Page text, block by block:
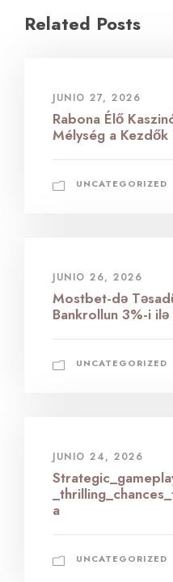
Related Posts
JUNIO 27, 2026
Rabona Élő
Mélység a
UNCATEGORIZED
JUNIO 26, 2026
Mostbet-də
Bankrollun 3%-i
UNCATEGORIZED
JUNIO 24, 2026
a
UNCATEGORIZED